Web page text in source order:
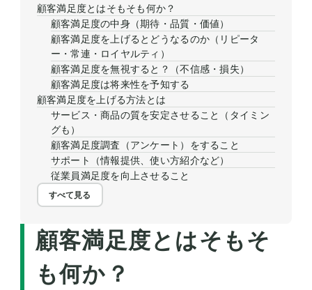
顧客満足度とはそもそも何か？
顧客満足度の中身（期待・品質・価値）
顧客満足度を上げるとどうなるのか（リピータ
ー・常連・ロイヤルティ）
顧客満足度を無視すると？（不信感・損失）
顧客満足度は将来性を予知する
顧客満足度を上げる方法とは
サービス・商品の質を安定させること（タイミン
グも）
顧客満足度調査（アンケート）をすること
サポート（情報提供、使い方紹介など）
従業員満足度を向上させること
すべて見る
顧客満足度とはそもそ
も何か？